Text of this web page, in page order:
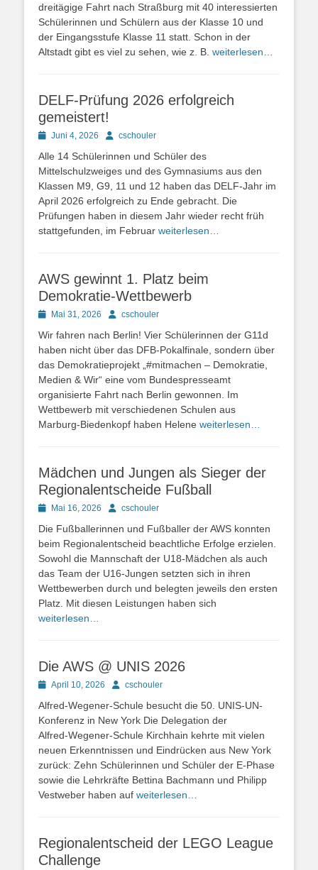
dreitägige Fahrt nach Straßburg mit 40 interessierten
Schülerinnen und Schülern aus der Klasse 10 und
der Eingangsstufe Klasse 11 statt. Schon in der
Altstadt gibt es viel zu sehen, wie z. B. weiterlesen…
DELF-Prüfung 2026 erfolgreich
gemeistert!
PostedJuni 4, 2026 Autorcschouler
Alle 14 Schülerinnen und Schüler des
Mittelschulzweiges und des Gymnasiums aus den
Klassen M9, G9, 11 und 12 haben das DELF-Jahr im
April 2026 erfolgreich zu Ende gebracht. Die
Prüfungen haben in diesem Jahr wieder recht früh
stattgefunden, im Februar weiterlesen…
AWS gewinnt 1. Platz beim
Demokratie-Wettbewerb
PostedMai 31, 2026 Autorcschouler
Wir fahren nach Berlin! Vier Schülerinnen der G11d
haben nicht über das DFB-Pokalfinale, sondern über
das Demokratieprojekt „#mitmachen – Demokratie,
Medien & Wir“ eine vom Bundespresseamt
organisierte Fahrt nach Berlin gewonnen. Im
Wettbewerb mit verschiedenen Schulen aus
Marburg-Biedenkopf haben Helene weiterlesen…
Mädchen und Jungen als Sieger der
Regionalentscheide Fußball
PostedMai 16, 2026 Autorcschouler
Die Fußballerinnen und Fußballer der AWS konnten
beim Regionalentscheid beachtliche Erfolge erzielen.
Sowohl die Mannschaft der U18-Mädchen als auch
das Team der U16-Jungen setzten sich in ihren
Wettbewerben durch und belegten jeweils den ersten
Platz. Mit diesen Leistungen haben sich
weiterlesen…
Die AWS @ UNIS 2026
PostedApril 10, 2026 Autorcschouler
Alfred-Wegener-Schule besucht die 50. UNIS-UN-
Konferenz in New York Die Delegation der
Alfred‑Wegener‑Schule Kirchhain kehrte mit vielen
neuen Erkenntnissen und Eindrücken aus New York
zurück: Zehn Schülerinnen und Schüler der E-Phase
sowie die Lehrkräfte Bettina Bachmann und Philipp
Vestweber haben auf weiterlesen…
Regionalentscheid der LEGO League
Challenge